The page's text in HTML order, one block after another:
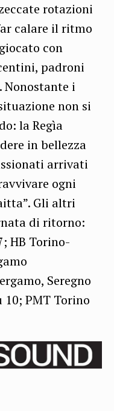
rotazioni
calare il ritmo
con
padroni
Nonostante i
non si
la Regìa
in bellezza
arrivati
ogni
Gli altri
di ritorno:
HB Torino-
Seregno
10; PMT Torino